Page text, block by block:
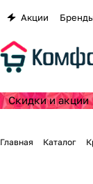
Акции
Скидки и акции
Главная Каталог